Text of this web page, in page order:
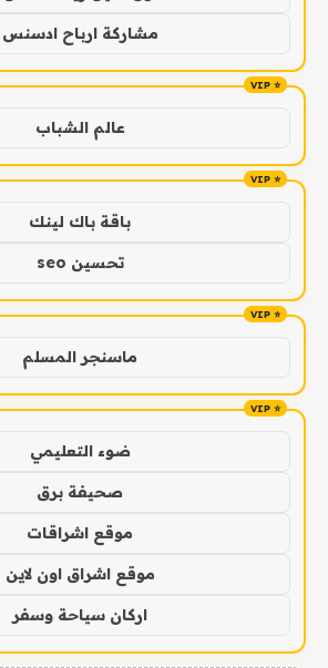
مشاركة ارباح ادسنس
عالم الشباب
باقة باك لينك
تحسين seo
ماسنجر المسلم
ضوء التعليمي
صحيفة برق
موقع اشراقات
موقع اشراق اون لاين
اركان سياحة وسفر